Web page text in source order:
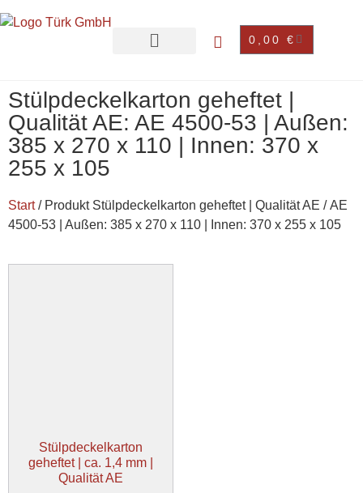
0,00 €
Stülpdeckelkarton geheftet |
Qualität AE: AE 4500-53 | Außen:
385 x 270 x 110 | Innen: 370 x
255 x 105
Start/ Produkt Stülpdeckelkarton geheftet | Qualität AE / AE
4500-53 | Außen: 385 x 270 x 110 | Innen: 370 x 255 x 105
Stülpdeckelkarton
geheftet | ca. 1,4 mm |
Qualität AE